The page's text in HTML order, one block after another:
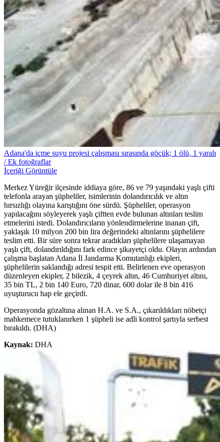
Adana'da içme suyu projesi çalışması sırasında göçük; 1 ölü, 1 yaralı
/ Ek fotoğraflar
İçeriği Görüntüle
Merkez Yüreğir ilçesinde iddiaya göre, 86 ve 79 yaşındaki yaşlı çifti
telefonla arayan şüpheliler, isimlerinin dolandırıcılık ve altın
hırsızlığı olayına karıştığını öne sürdü. Şüpheliler, operasyon
yapılacağını söyleyerek yaşlı çiftten evde bulunan altınları teslim
etmelerini istedi. Dolandırıcıların yönlendirmelerine inanan çift,
yaklaşık 10 milyon 200 bin lira değerindeki altınlarını şüphelilere
teslim etti. Bir süre sonra tekrar aradıkları şüphelilere ulaşamayan
yaşlı çift, dolandırıldığını fark edince şikayetçi oldu. Olayın ardından
çalışma başlatan Adana İl Jandarma Komutanlığı ekipleri,
şüphelilerin saklandığı adresi tespit etti. Belirlenen eve operasyon
düzenleyen ekipler, 2 bilezik, 4 çeyrek altın, 46 Cumhuriyet altını,
35 bin TL, 2 bin 140 Euro, 720 dinar, 600 dolar ile 8 bin 416
uyuşturucu hap ele geçirdi.
Operasyonda gözaltına alınan H.A. ve S.A., çıkarıldıkları nöbetçi
mahkemece tutuklanırken 1 şüpheli ise adli kontrol şartıyla serbest
bırakıldı. (DHA)
Kaynak: DHA